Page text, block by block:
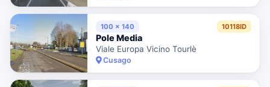
100 x 140 10118ID
Pole Media
Viale Europa Vicino Tourlè
Cusago